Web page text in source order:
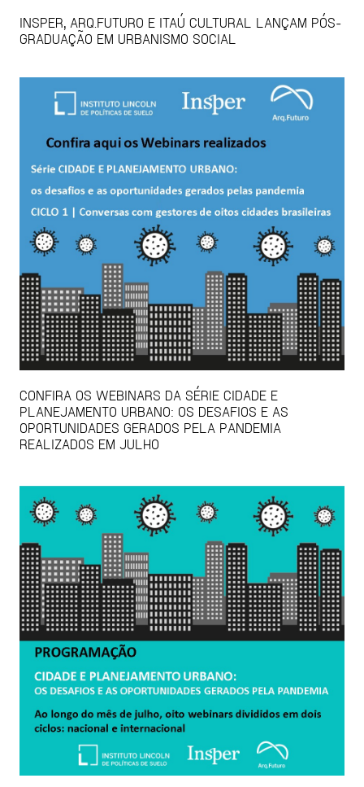
INSPER, ARQ.FUTURO E ITAÚ CULTURAL LANÇAM PÓS-
GRADUAÇÃO EM URBANISMO SOCIAL
CONFIRA OS WEBINARS DA SÉRIE CIDADE E
PLANEJAMENTO URBANO: OS DESAFIOS E AS
OPORTUNIDADES GERADOS PELA PANDEMIA
REALIZADOS EM JULHO